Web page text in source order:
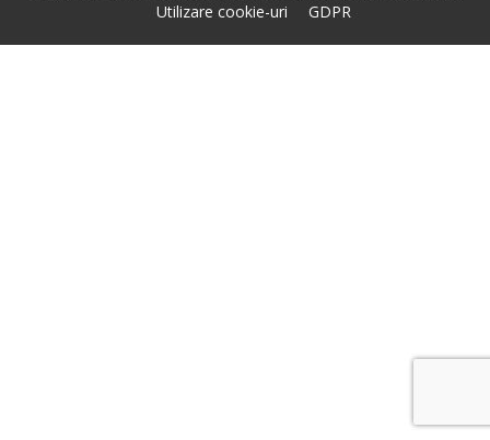
Utilizare cookie-uri
GDPR